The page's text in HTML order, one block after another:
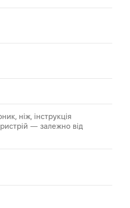
ніж, інструкція
— залежно від